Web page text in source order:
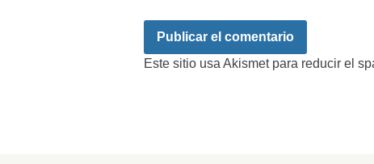
Este sitio usa Akismet para reducir el